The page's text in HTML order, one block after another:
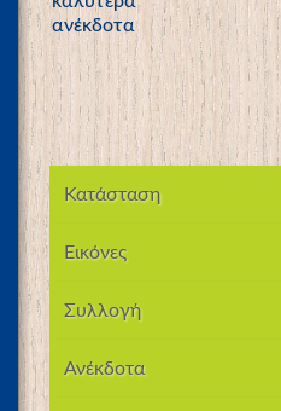
ανέκδοτα
Κατάσταση
Εικόνες
Συλλογή
Ανέκδοτα